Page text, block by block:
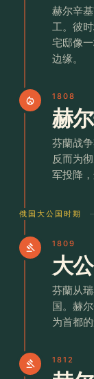
赫尔辛
工。彼
宅邸像
边缘。
local_fire_department 1808
赫
芬蘭战
反而为
军投降
俄国大公国时期
gavel 1809
大
芬蘭从
国。赫
为首都
gavel 1812